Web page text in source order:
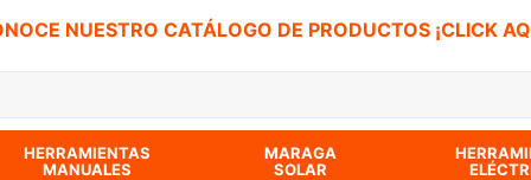
NUESTRO CATÁLOGO DE PRODUCTOS ¡CLICK
HERRAMIENTAS
MANUALES
MARAGA
SOLAR